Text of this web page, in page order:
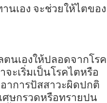
นเอง จะช่วยให้ไตของ
นเองให้ปลอดจากโรค
จะเริ่มเป็นโรคไตหรือ
าการปัสสาวะผิดปกติ
ศษกรวดหรือทรายปน